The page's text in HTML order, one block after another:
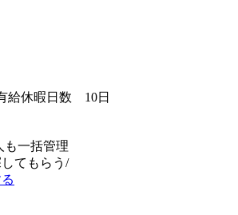
給休暇日数 10日
も一括管理
てもらう /